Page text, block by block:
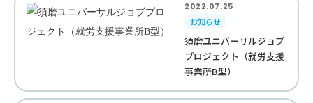
2022.07.25
お知らせ
須磨ユニバーサルジョブ
プロジェクト（就労支援
事業所B型）